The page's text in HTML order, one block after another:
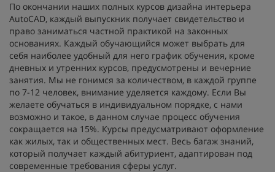
По окончании наших полных курсов дизайна интерьера
AutoCAD, каждый выпускник получает свидетельство и
право заниматься частной практикой на законных
основаниях. Каждый обучающийся может выбрать для
себя наиболее удобный для него график обучения, кроме
дневных и утренних курсов, предусмотрены и вечерние
занятия. Мы не гонимся за количеством, в каждой группе
по 7-12 человек, внимание уделяется каждому. Если Вы
желаете обучаться в индивидуальном порядке, с нами
возможно и такое, в данном случае процесс обучения
сокращается на 15%. Курсы предусматривают оформление
как жилых, так и общественных мест. Весь багаж знаний,
который получает каждый абитуриент, адаптирован под
современные требования сферы услуг.